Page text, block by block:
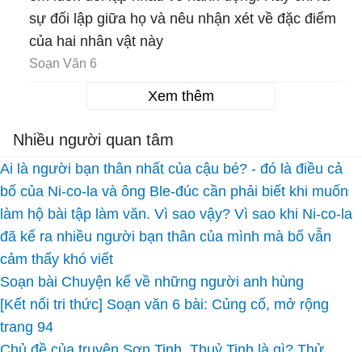
sự đối lập giữa họ và nêu nhận xét về đặc điểm
của hai nhân vật này
Soạn Văn 6
Xem thêm
Nhiều người quan tâm
Ai là người bạn thân nhất của cậu bé? - đó là điều cả
bố của Ni-co-la và ông Ble-đúc cần phải biết khi muốn
làm hộ bài tập làm văn. Vì sao vậy? Vì sao khi Ni-co-la
đã kể ra nhiều người bạn thân của mình mà bố vẫn
cảm thấy khó viết
Soạn bài Chuyện kể về những người anh hùng
[Kết nối tri thức] Soạn văn 6 bài: Củng cố, mở rộng
trang 94